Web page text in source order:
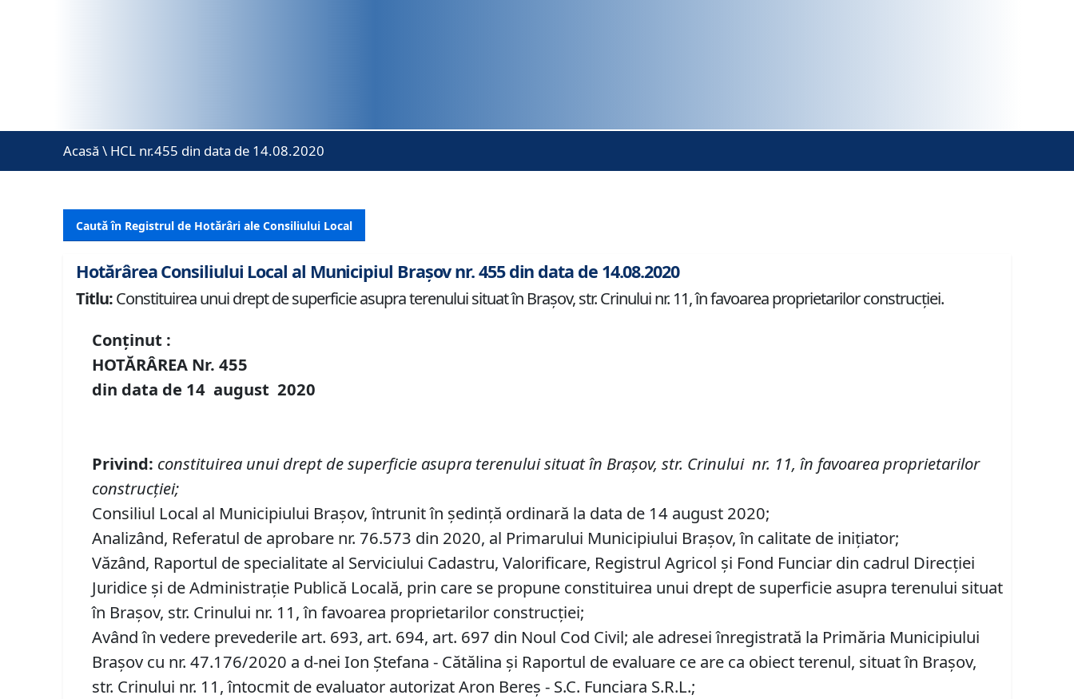
Acasă \ HCL nr.455 din data de 14.08.2020
Caută în Registrul de Hotărâri ale Consiliului Local
Hotărârea Consiliului Local al Municipiul Brașov nr. 455 din data de 14.08.2020
Titlu:Constituirea unui drept de superficie asupra terenului situat în Brașov, str. Crinului nr. 11, în favoarea proprietarilor construcției.
Conținut :
HOTĂRÂREA Nr.455
din data de 14 august2020
Privind: constituirea unuidrept de superficie asupra terenului situatîn Brașov, str. Crinului nr. 11,în favoarea proprietarilor
construcției;
Consiliul Local al Municipiului Brașov, întrunit în ședință ordinară la data de 14 august 2020;
Analizând, Referatul de aprobare nr. 76.573 din 2020, al Primarului Municipiului Brașov, în calitate de inițiator;
Văzând, Raportul de specialitate al Serviciului Cadastru, Valorificare, Registrul Agricol şi Fond Funciar din cadrul Direcţiei
Juridice şi de Administraţie Publică Locală, prin care se propune constituirea unui drept de superficie asupra terenului situat
în Brașov, str. Crinului nr. 11, în favoarea proprietarilor construcției;
Având în vedere prevederile art. 693, art. 694, art. 697 din Noul Cod Civil; ale adresei înregistrată la Primăria Municipiului
Brașov cu nr. 47.176/2020 a d-nei Ion Ștefana - Cătălina și Raportul de evaluare ce are ca obiect terenul, situat în Brașov,
str. Crinului nr. 11, întocmit de evaluator autorizat Aron Bereș - S.C. Funciara S.R.L.;